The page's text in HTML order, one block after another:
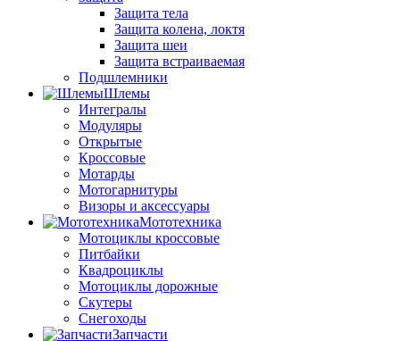
Защита тела
Защита колена, локтя
Защита шеи
Защита встраиваемая
Подшлемники
Шлемы
Интегралы
Модуляры
Открытые
Кроссовые
Мотарды
Мотогарнитуры
Визоры и аксессуары
Мототехника
Мотоциклы кроссовые
Питбайки
Квадроциклы
Мотоциклы дорожные
Скутеры
Снегоходы
Запчасти